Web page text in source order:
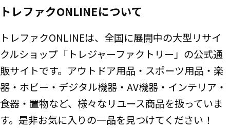
トレファクONLINEについて
トレファクONLINEは、全国に展開中の大型リサイ
クルショップ「トレジャーファクトリー」の公式通
販サイトです。アウトドア用品・スポーツ用品・楽
器・ホビー・デジタル機器・AV機器・インテリア・
食器・置物など、様々なリユース商品を扱っていま
す。是非お気に入りの一品を見つけてください！